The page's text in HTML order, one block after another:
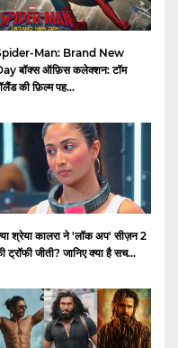
Man: Brand New
बॉक्स ऑफ़िस कलेक्शन: टॉम
की फ़िल्म पह...
श्रेया कालरा ने 'लॉक अप' सीज़न 2
ट्रॉफी जीती? जानिए क्या है सच...